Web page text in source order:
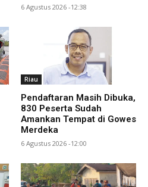
6 Agustus 2026 -12:38
Riau
Pendaftaran Masih Dibuka,
830 Peserta Sudah
Amankan Tempat di Gowes
Merdeka
6 Agustus 2026 -12:00